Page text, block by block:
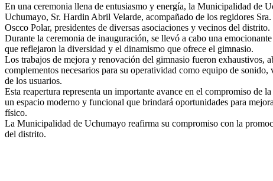
En una ceremonia llena de entusiasmo y energía, la Municipalidad de
Uchumayo, Sr. Hardin Abril Velarde, acompañado de los regidores
Oscco Polar, presidentes de diversas asociaciones y vecinos del distrito.
Durante la ceremonia de inauguración, se llevó a cabo una
que reflejaron la diversidad y el dinamismo que ofrece el gimnasio.
Los trabajos de mejora y renovación del gimnasio fueron exhaustivos,
complementos necesarios para su operatividad como equipo de
de los usuarios.
Esta reapertura representa un importante avance en el compromiso
un espacio moderno y funcional que brindará oportunidades para
físico.
La Municipalidad de Uchumayo reafirma su compromiso con la
del distrito.